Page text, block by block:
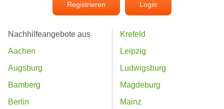
Registrieren Login
Nachhilfeangebote aus
Aachen
Augsburg
Bamberg
Berlin
Krefeld
Leipzig
Ludwigsburg
Magdeburg
Mainz